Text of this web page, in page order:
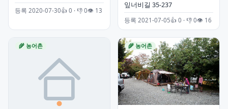
등록 2020-07-30👍 0 · 👎 0👁 13
잎너비길 35-237
등록 2021-07-05👍 0 · 👎 0👁 16
🌾 농어촌 🌾 농어촌